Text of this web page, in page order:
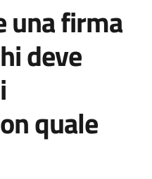
una firma
deve
quale